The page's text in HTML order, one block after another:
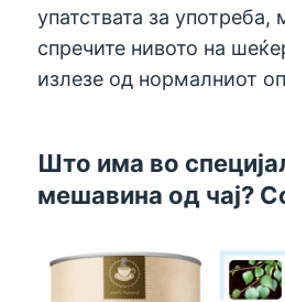
упатствата за употреба,
спречите нивото на
излезе од нормалниот
Што има во
мешавина од чај?